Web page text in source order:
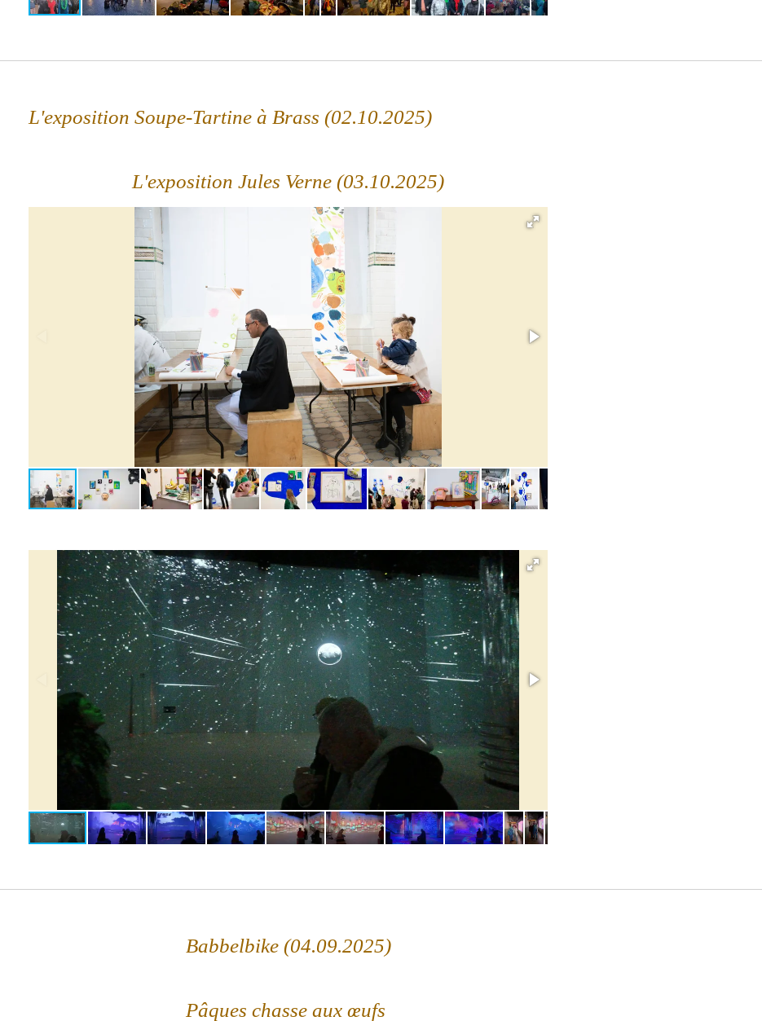
L'exposition Soupe-Tartine à Brass (02.10.2025)
L'exposition Jules Verne (03.10.2025)
Babbelbike (04.09.2025)
Pâques chasse aux œufs